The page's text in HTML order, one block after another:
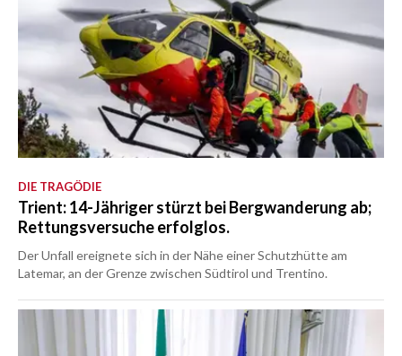
DIE TRAGÖDIE
Trient: 14-Jähriger stürzt bei Bergwanderung ab;
Rettungsversuche erfolglos.
Der Unfall ereignete sich in der Nähe einer Schutzhütte am
Latemar, an der Grenze zwischen Südtirol und Trentino.